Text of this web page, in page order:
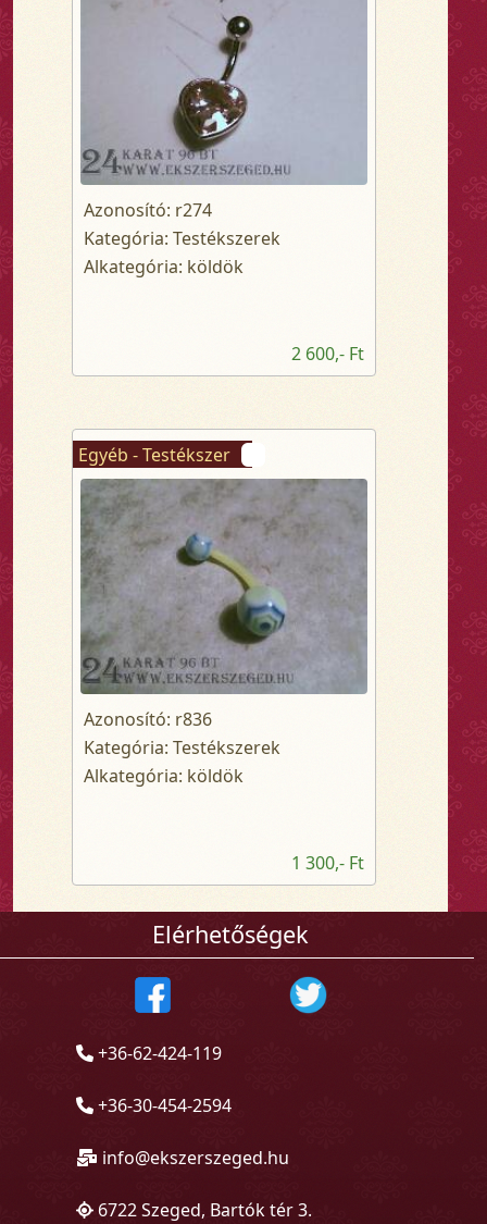
Azonosító: r274
Kategória: Testékszerek
Alkategória: köldök
2 600,- Ft
Egyéb - Testékszer
Azonosító: r836
Kategória: Testékszerek
Alkategória: köldök
1 300,- Ft
Elérhetőségek
+36-62-424-119
+36-30-454-2594
info@ekszerszeged.hu
6722 Szeged, Bartók tér 3.